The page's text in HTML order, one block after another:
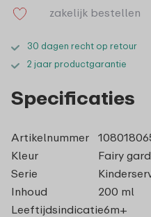
zakelijk bestellen
30 dagen recht op retour
2 jaar productgarantie
Specificaties
Artikelnummer
Kleur
Fairy
Serie
Inhoud
200 ml
Leeftijdsindicatie6m+